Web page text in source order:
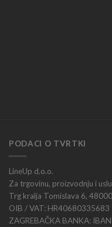
PODACI O TVRTKI
LineUp d.o.o.
Za trgovinu, proizvodnju i
Trg kralja Tomislava 6,
OIB / VAT: HR40680335683
ZAGREBAČKA BANKA: